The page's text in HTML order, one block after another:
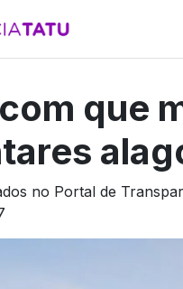
que
no Portal de